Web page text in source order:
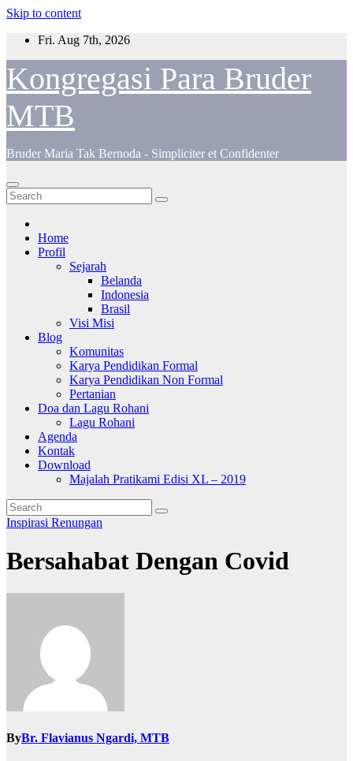
Skip to content
Fri. Aug 7th, 2026
Kongregasi Para Bruder
MTB
Bruder Maria Tak Bernoda - Simpliciter et Confidenter
Home
Profil
Sejarah
Belanda
Indonesia
Brasil
Visi Misi
Blog
Komunitas
Karya Pendidikan Formal
Karya Pendidikan Non Formal
Pertanian
Doa dan Lagu Rohani
Lagu Rohani
Agenda
Kontak
Download
Majalah Pratikami Edisi XL – 2019
Inspirasi Renungan
Bersahabat Dengan Covid
ByBr. Flavianus Ngardi, MTB